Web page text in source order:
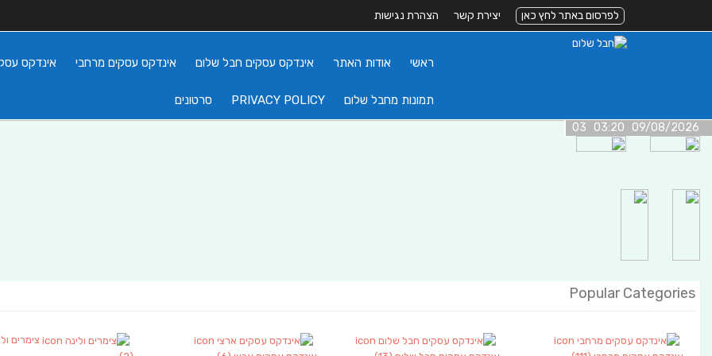
לפרסום באתר לחץ כאן יצירת קשר הצהרת נגישות
ראשי אודות האתר אינדקס עסקים חבל שלום אינדקס עסקים מרחבי אינדקס
תמונות מחבל שלום PRIVACY POLICY סרטונים
09/08/2026 03:20 03
Popular Categories
צימרים